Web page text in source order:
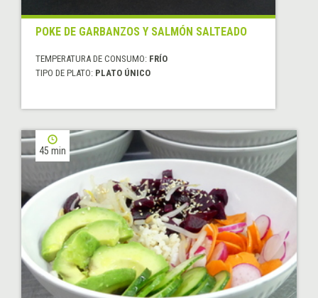
POKE DE GARBANZOS Y SALMÓN SALTEADO
TEMPERATURA DE CONSUMO: FRÍO
TIPO DE PLATO: PLATO ÚNICO
45 min